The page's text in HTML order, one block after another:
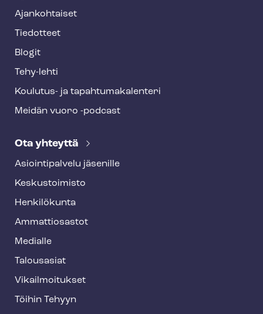
Ajankohtaiset
Tiedotteet
Blogit
Tehy-lehti
Koulutus- ja ta­pah­tu­ma­ka­len­te­ri
Meidän vuoro -podcast
Ota yhteyttä
Asioin­ti­pal­ve­lu jäsenille
Keskustoimisto
Henkilökunta
Ammattiosastot
Medialle
Talousasiat
Vi­kail­moi­tuk­set
Töihin Tehyyn